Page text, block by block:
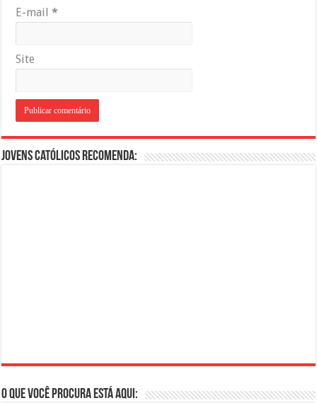
E-mail*
Site
Jovens Católicos Recomenda:
O que você procura está aqui: